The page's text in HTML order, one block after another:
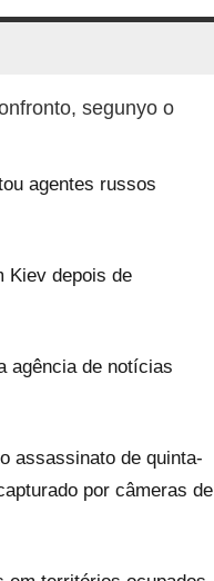
segunyo o
agentes russos
Kiev depois de
agência de notícias
assassinato de quinta-
por câmeras de